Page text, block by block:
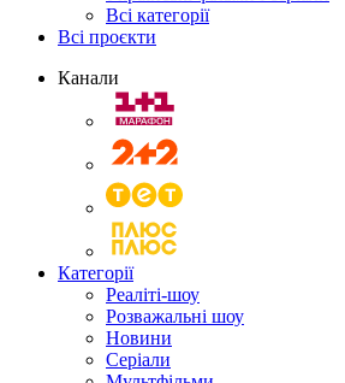
Всі категорії
Всі проєкти
Канали
Категорії
Реаліті-шоу
Розважальні шоу
Новини
Серіали